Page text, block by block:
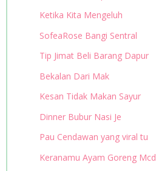
Ketika Kita Mengeluh
SofeaRose Bangi Sentral
Tip Jimat Beli Barang Dapur
Bekalan Dari Mak
Kesan Tidak Makan Sayur
Dinner Bubur Nasi Je
Pau Cendawan yang viral tu
Keranamu Ayam Goreng Mcd